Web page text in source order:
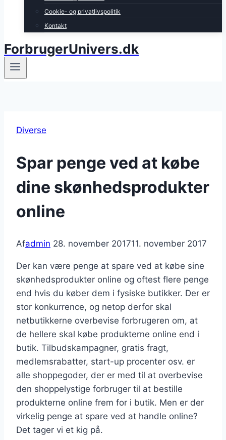
Cookie- og privatlivspolitik
Kontakt
ForbrugerUnivers.dk
Diverse
Spar penge ved at købe
dine skønhedsprodukter
online
Afadmin 28. november 201711. november 2017
Der kan være penge at spare ved at købe sine
skønhedsprodukter online og oftest flere penge
end hvis du køber dem i fysiske butikker. Der er
stor konkurrence, og netop derfor skal
netbutikkerne overbevise forbrugeren om, at
de hellere skal købe produkterne online end i
butik. Tilbudskampagner, gratis fragt,
medlemsrabatter, start-up procenter osv. er
alle shoppegoder, der er med til at overbevise
den shoppelystige forbruger til at bestille
produkterne online frem for i butik. Men er der
virkelig penge at spare ved at handle online?
Det tager vi et kig på.